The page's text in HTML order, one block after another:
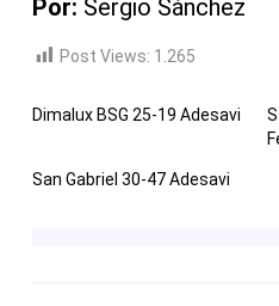
Por: Sergio Sánchez
Post Views: 1.265
Dimalux BSG 25-19 Adesavi
San Gabriel 30-47 Adesavi